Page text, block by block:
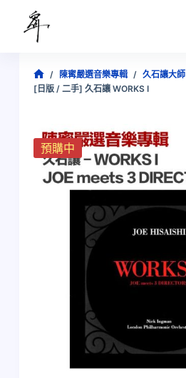
/ 陳寗嚴選音樂專輯 / 久石讓大師
[日版 / 二手] 久石讓 WORKS I
預購中